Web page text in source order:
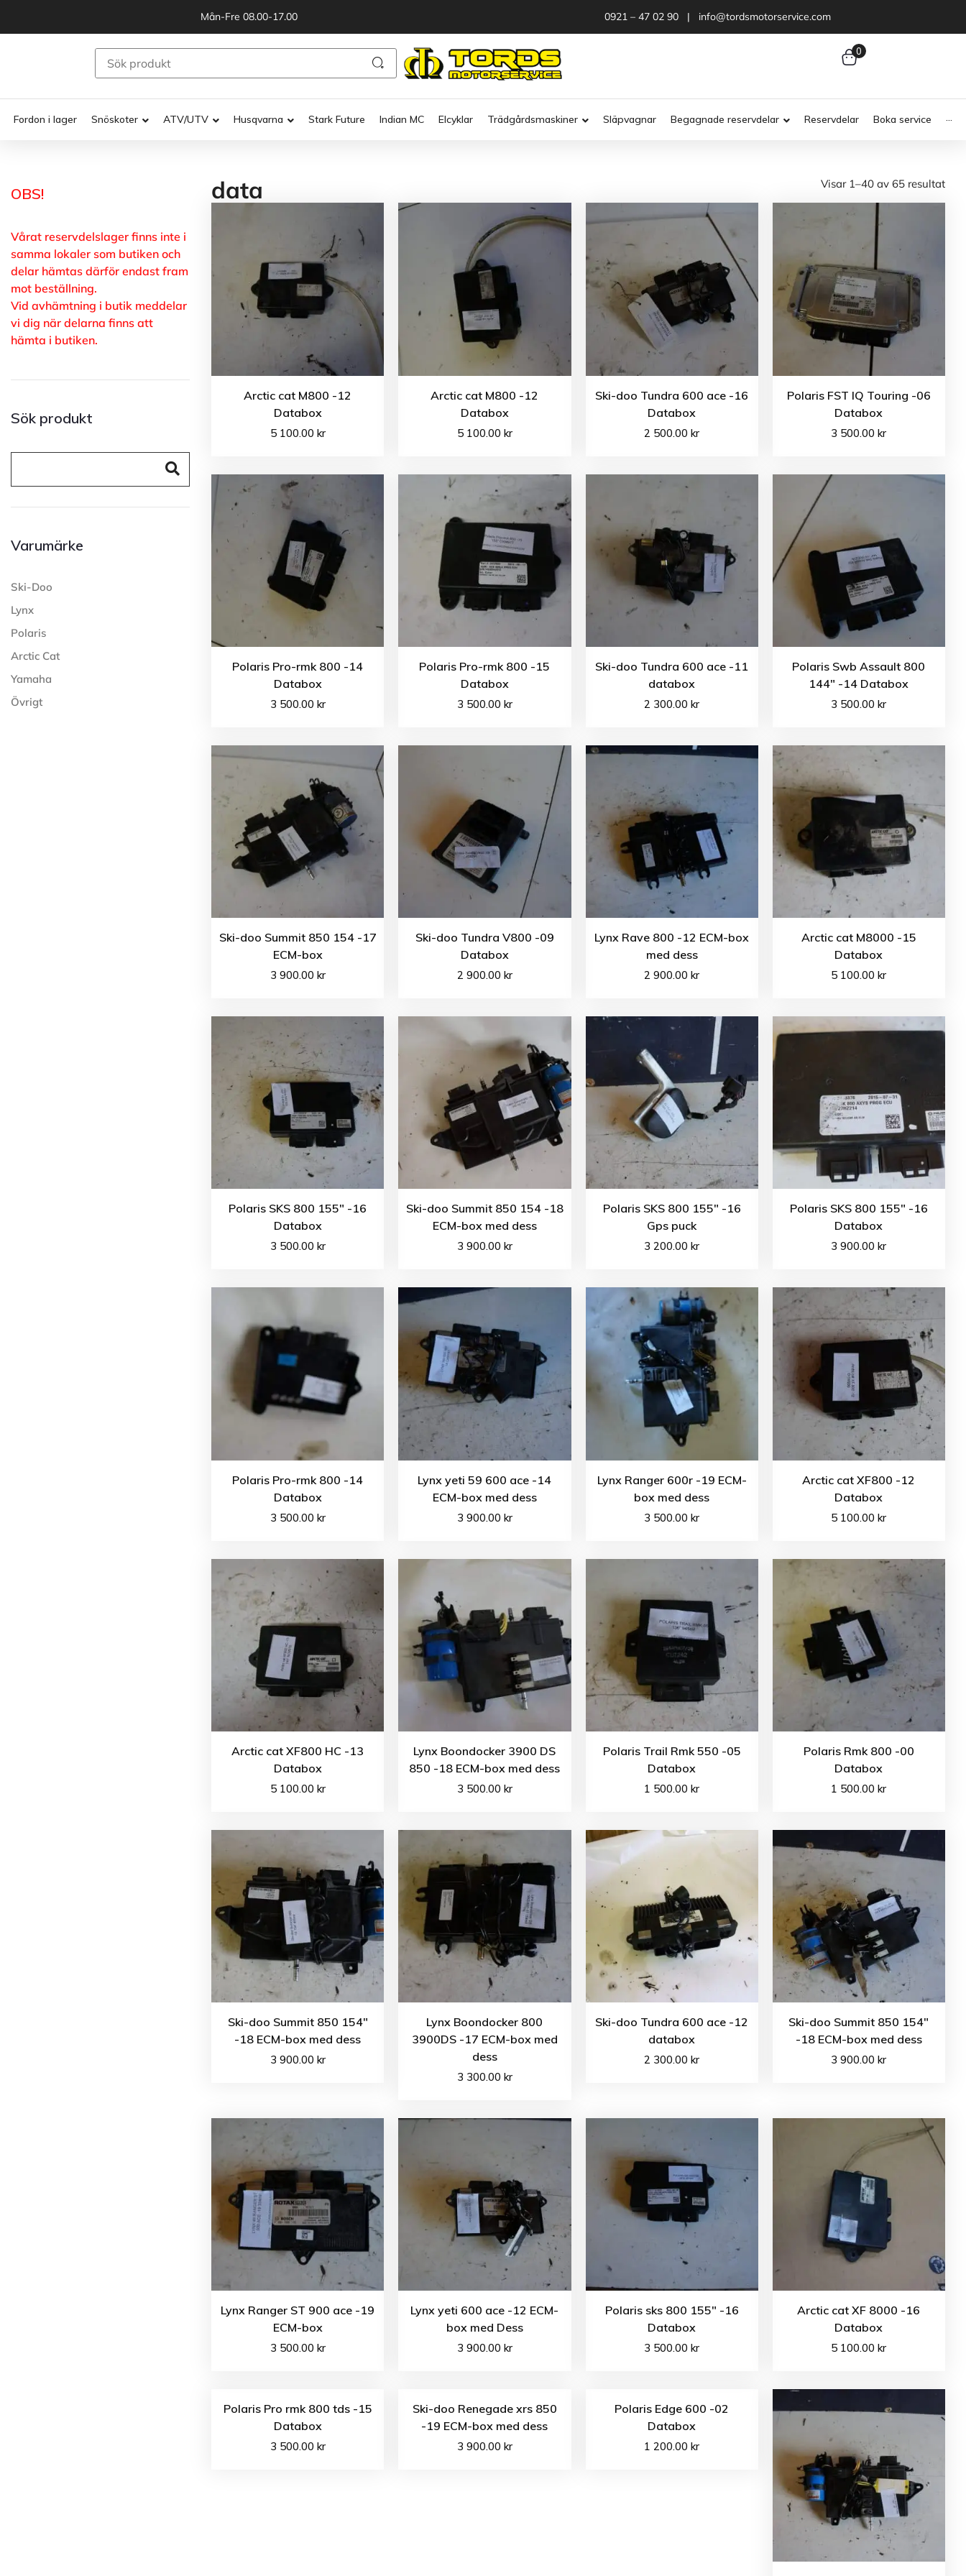
Mån-Fre 08.00-17.00 0921 – 47 02 90 | info@tordsmotorservice.com
0
Fordon i lager Snöskoter ATV/UTV Husqvarna Stark Future Indian MC Elcyklar Trädgårdsmaskiner Släpvagnar Begagnade reservdelar Reservdelar Boka service ···
OBS!
Vårat reservdelslager finns inte i
samma lokaler som butiken och
delar hämtas därför endast fram
mot beställning.
Vid avhämtning i butik meddelar
vi dig när delarna finns att
hämta i butiken.
Sök produkt
Varumärke
Ski-Doo
Lynx
Polaris
Arctic Cat
Yamaha
Övrigt
data Visar 1–40 av 65 resultat
Arctic cat M800 -12
Databox
5 100.00 kr
Arctic cat M800 -12
Databox
5 100.00 kr
Ski-doo Tundra 600 ace -16
Databox
2 500.00kr
Polaris FST IQ Touring -06
Databox
3 500.00kr
Polaris Pro-rmk 800 -14
Databox
3 500.00 kr
Polaris Pro-rmk 800 -15
Databox
3 500.00 kr
Ski-doo Tundra 600 ace -11
databox
2 300.00kr
Polaris Swb Assault 800
144″ -14 Databox
3 500.00kr
Ski-doo Summit 850 154 -17
ECM-box
3 900.00 kr
Ski-doo Tundra V800 -09
Databox
2 900.00 kr
Lynx Rave 800 -12 ECM-box
med dess
2 900.00kr
Arctic cat M8000 -15
Databox
5 100.00kr
Polaris SKS 800 155″ -16
Databox
3 500.00 kr
Ski-doo Summit 850 154 -18
ECM-box med dess
3 900.00 kr
Polaris SKS 800 155″ -16
Gps puck
3 200.00kr
Polaris SKS 800 155″ -16
Databox
3 900.00kr
Polaris Pro-rmk 800 -14
Databox
3 500.00 kr
Lynx yeti 59 600 ace -14
ECM-box med dess
3 900.00 kr
Lynx Ranger 600r -19 ECM-
box med dess
3 500.00kr
Arctic cat XF800 -12
Databox
5 100.00kr
Arctic cat XF800 HC -13
Databox
5 100.00 kr
Lynx Boondocker 3900 DS
850 -18 ECM-box med dess
3 500.00 kr
Polaris Trail Rmk 550 -05
Databox
1 500.00kr
Polaris Rmk 800 -00
Databox
1 500.00kr
Ski-doo Summit 850 154″
-18 ECM-box med dess
3 900.00 kr
Lynx Boondocker 800
3900DS -17 ECM-box med
dess
3 300.00 kr
Ski-doo Tundra 600 ace -12
databox
2 300.00kr
Ski-doo Summit 850 154″
-18 ECM-box med dess
3 900.00kr
Lynx Ranger ST 900 ace -19
ECM-box
3 500.00 kr
Lynx yeti 600 ace -12 ECM-
box med Dess
3 900.00 kr
Polaris sks 800 155″ -16
Databox
3 500.00kr
Arctic cat XF 8000 -16
Databox
5 100.00kr
Polaris Pro rmk 800 tds -15
Databox
3 500.00 kr
Ski-doo Renegade xrs 850
-19 ECM-box med dess
3 900.00 kr
Polaris Edge 600 -02
Databox
1 200.00kr